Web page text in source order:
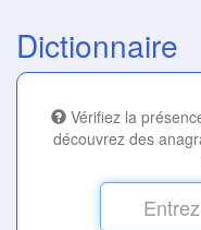
Dictionnaire
Vérifiez la
découvrez des